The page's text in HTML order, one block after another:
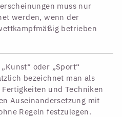
muss nur
werden, wenn der
betrieben
oder „Sport“
bezeichnet man als
und Techniken
Auseinandersetzung mit
Regeln festzulegen.